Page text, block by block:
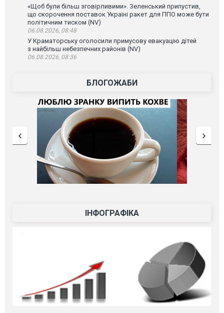
«Щоб були більш зговірливими». Зеленський припустив,
що скорочення поставок Україні ракет для ППО може бути
політичним тиском (NV)
06.08.2026, 08:48
У Краматорську оголосили примусову евакуацію дітей
з найбільш небезпечних районів (NV)
06.08.2026, 08:36
БЛОГОЖАБИ
ІНФОГРАФІКА